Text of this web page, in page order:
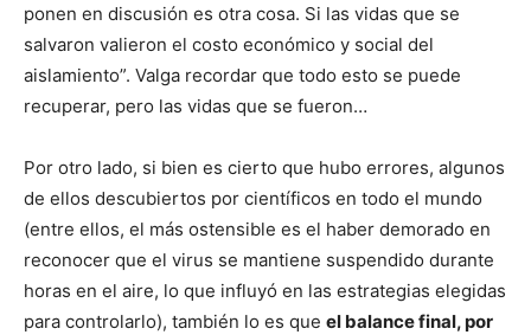
ponen en discusión es otra cosa. Si las vidas que se
salvaron valieron el costo económico y social del
aislamiento”. Valga recordar que todo esto se puede
recuperar, pero las vidas que se fueron…
Por otro lado, si bien es cierto que hubo errores, algunos
de ellos descubiertos por científicos en todo el mundo
(entre ellos, el más ostensible es el haber demorado en
reconocer que el virus se mantiene suspendido durante
horas en el aire, lo que influyó en las estrategias elegidas
para controlarlo), también lo es que el balance final, por